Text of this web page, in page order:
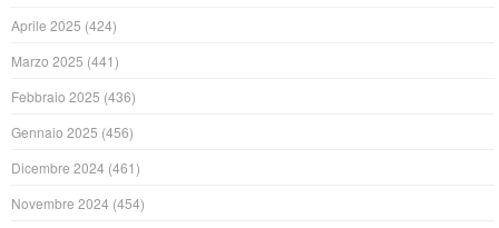
Aprile 2025 (424)
Marzo 2025 (441)
Febbraio 2025 (436)
Gennaio 2025 (456)
Dicembre 2024 (461)
Novembre 2024 (454)